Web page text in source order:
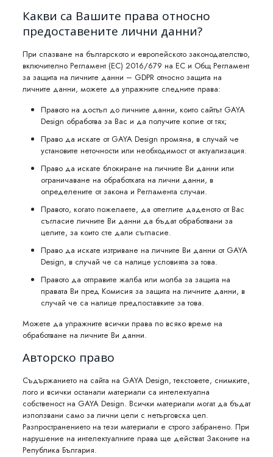
Какви са Вашите права относно
предоставените лични данни?
При спазване на българското и европейското законодателство,
включително Регламент (ЕС) 2016/679 на ЕС и Общ Регламент
за защита на личните данни – GDPR относно защита на
личните данни, можете да упражните следните права:
Правото на достъп до личните данни, които сайтът GAYA
Design обработва за Вас и да получите копие от тях;
Право да искате от GAYA Design промяна, в случай че
установите неточности или необходимост от актуализация.
Право да искате блокиране на личните Ви данни или
ограничаване на обработката на лични данни, в
определените от закона и Регламента случаи.
Правото, когато пожелаете, да оттеглите даденото от Вас
съгласие личните Ви данни да бъдат обработвани за
целите, за които сте дали съгласие.
Право да искате изтриване на личните Ви данни от GAYA
Design, в случай че са налице условията за това.
Правото да отправите жалба или молба за защита на
правата Ви пред Комисия за защита на личните данни, в
случай че са налице предпоставките за това.
Можете да упражните всички права по всяко време на
обработване на личните Ви данни.
Авторско право
Съдържанието на сайта на GAYA Design, текстовете, снимките,
лого и всички останали материали са интелектуална
собственост на GAYA Design. Всички материали могат да бъдат
използвани само за лични цели с нетърговска цел.
Разпространението на тези материали е строго забранено. При
нарушение на интелектуалните права ще действат Законите на
Република България.